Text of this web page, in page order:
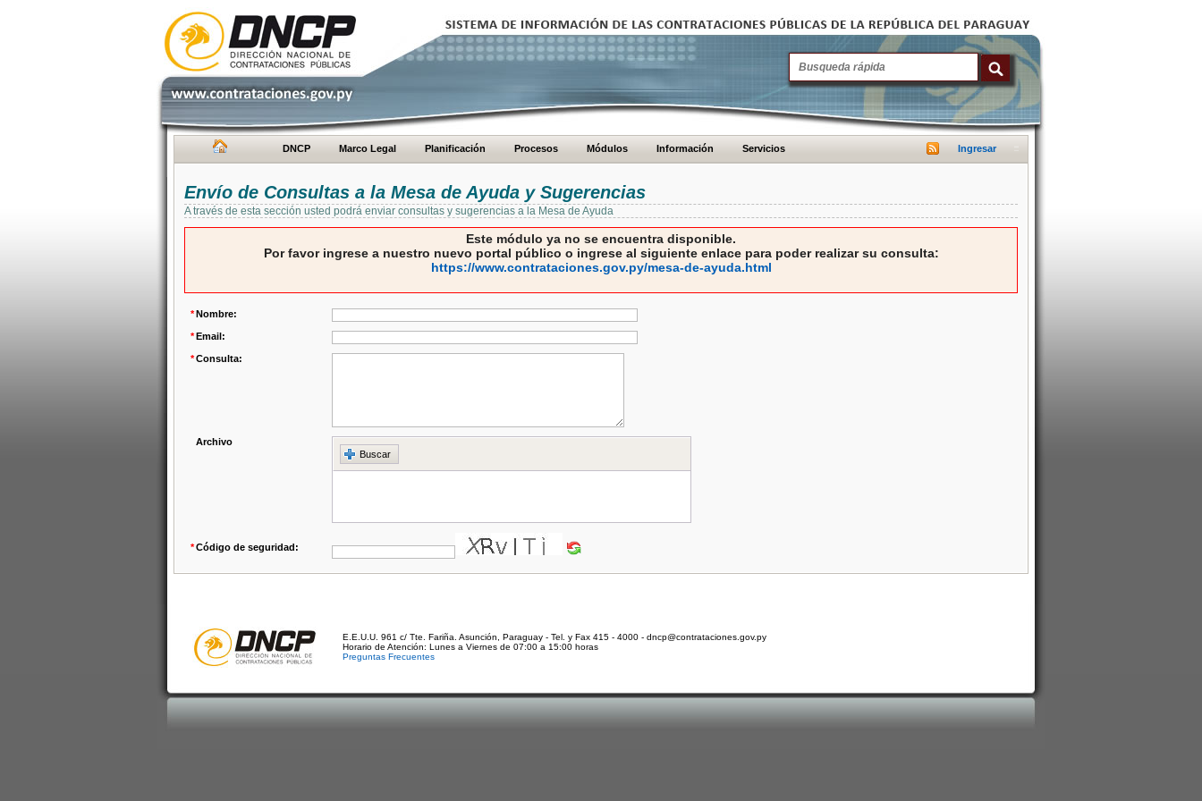
DNCP Marco Legal Planificación Procesos Módulos Información Servicios Ingresar
Envío de Consultas a la Mesa de Ayuda y Sugerencias
A través de esta sección usted podrá enviar consultas y sugerencias a la Mesa de Ayuda
Este módulo ya no se encuentra disponible.
Por favor ingrese a nuestro nuevo portal público o ingrese al siguiente enlace para poder realizar su consulta:
https://www.contrataciones.gov.py/mesa-de-ayuda.html
*Nombre:
*Email:
*Consulta:
Archivo
Buscar
*Código de seguridad:
E.E.U.U. 961 c/ Tte. Fariña. Asunción, Paraguay - Tel. y Fax 415 - 4000 - dncp@contrataciones.gov.py
Horario de Atención: Lunes a Viernes de 07:00 a 15:00 horas
Preguntas Frecuentes